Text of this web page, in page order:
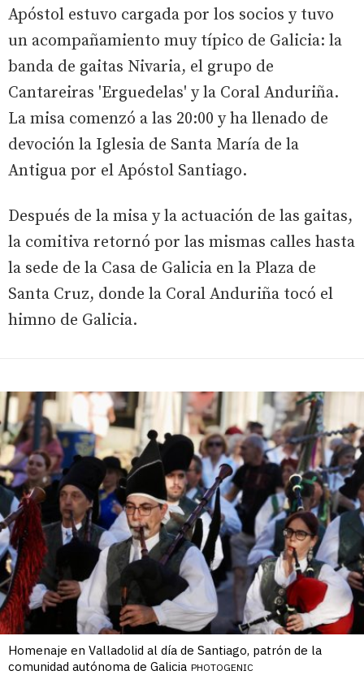
Apóstol estuvo cargada por los socios y tuvo
un acompañamiento muy típico de Galicia: la
banda de gaitas Nivaria, el grupo de
Cantareiras 'Erguedelas' y la Coral Anduriña.
La misa comenzó a las 20:00 y ha llenado de
devoción la Iglesia de Santa María de la
Antigua por el Apóstol Santiago.
Después de la misa y la actuación de las gaitas,
la comitiva retornó por las mismas calles hasta
la sede de la Casa de Galicia en la Plaza de
Santa Cruz, donde la Coral Anduriña tocó el
himno de Galicia.
Homenaje en Valladolid al día de Santiago, patrón de la
comunidad autónoma de Galicia PHOTOGENIC